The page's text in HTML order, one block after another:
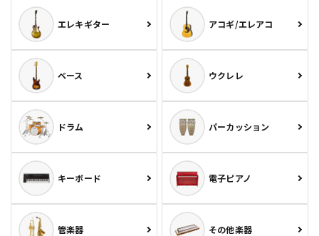
エレキギター アコギ/エレアコ
ベース ウクレレ
ドラム パーカッション
キーボード 電子ピアノ
管楽器 その他楽器